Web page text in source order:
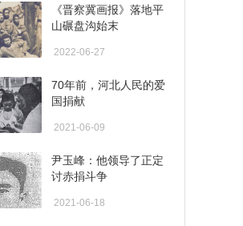
《晋察冀画报》落地平
山碾盘沟始末
2022-06-27
70年前，河北人民的爱
国捐献
2021-06-09
尹玉峰：他领导了正定
讨赤捐斗争
2021-06-18